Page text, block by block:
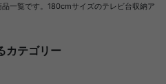
一覧です。180cmサイズのテレビ台収納ア
カテゴリー